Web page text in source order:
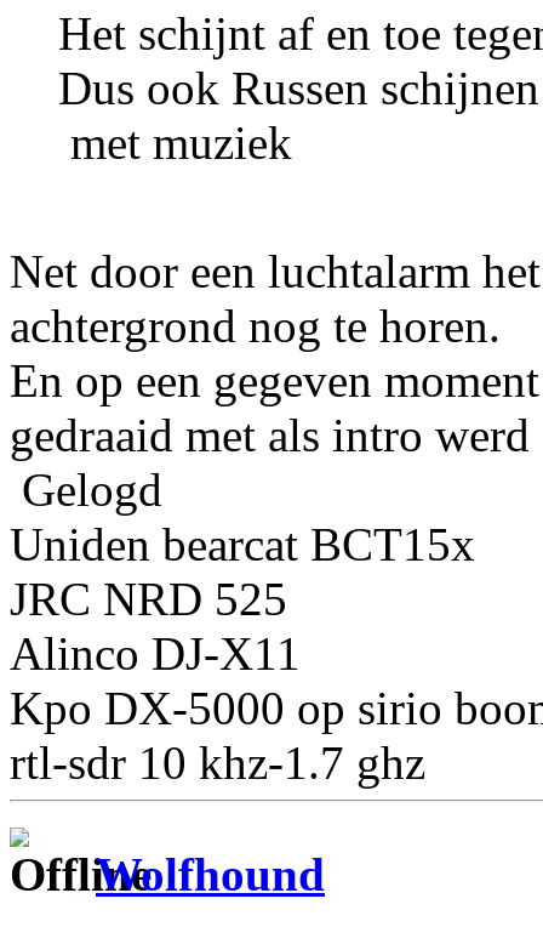
Het schijnt af en toe
Dus ook Russen
met muziek
Net door een luchtalarm
achtergrond nog te horen.
En op een gegeven
gedraaid met als intro
Gelogd
Uniden bearcat BCT15x
JRC NRD 525
Alinco DJ-X11
Kpo DX-5000 op sirio
rtl-sdr 10 khz-1.7 ghz
Wolfhound